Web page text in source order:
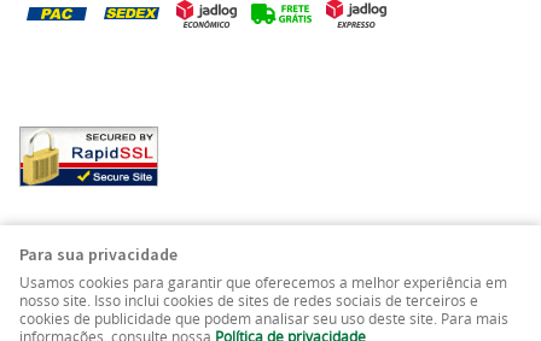
LOJA VIRTUAL CRIADA POR
Para sua privacidade
Usamos cookies para garantir que oferecemos a melhor experiência em
nosso site. Isso inclui cookies de sites de redes sociais de terceiros e
cookies de publicidade que podem analisar seu uso deste site. Para mais
informações, consulte nossa Política de privacidade